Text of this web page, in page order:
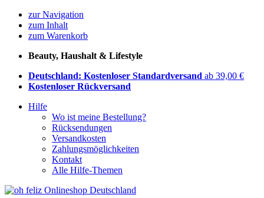
zur Navigation
zum Inhalt
zum Warenkorb
Beauty, Haushalt & Lifestyle
Deutschland: Kostenloser Standardversand ab 39,00 €
Kostenloser Rückversand
Hilfe
Wo ist meine Bestellung?
Rücksendungen
Versandkosten
Zahlungsmöglichkeiten
Kontakt
Alle Hilfe-Themen